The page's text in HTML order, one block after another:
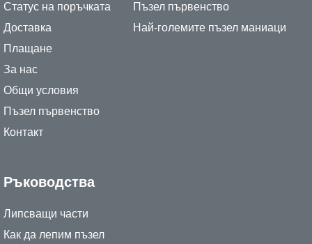
Статус на поръчката
Доставка
Плащане
За нас
Общи условия
Пъзел първенство
Контакт
Пъзел първенство
Най-големите пъзел маниаци
Ръководства
Липсващи части
Как да лепим пъзел